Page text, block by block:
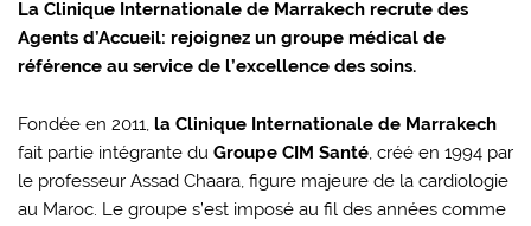
La Clinique Internationale de Marrakech recrute des
Agents d’Accueil: rejoignez un groupe médical de
référence au service de l’excellence des soins.
Fondée en 2011, la Clinique Internationale de Marrakech
fait partie intégrante du Groupe CIM Santé, créé en 1994 par
le professeur Assad Chaara, figure majeure de la cardiologie
au Maroc. Le groupe s’est imposé au fil des années comme